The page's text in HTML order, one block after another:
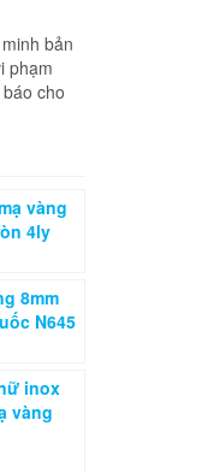
bản
phạm
cho
vàng
4ly
8mm
N645
inox
vàng